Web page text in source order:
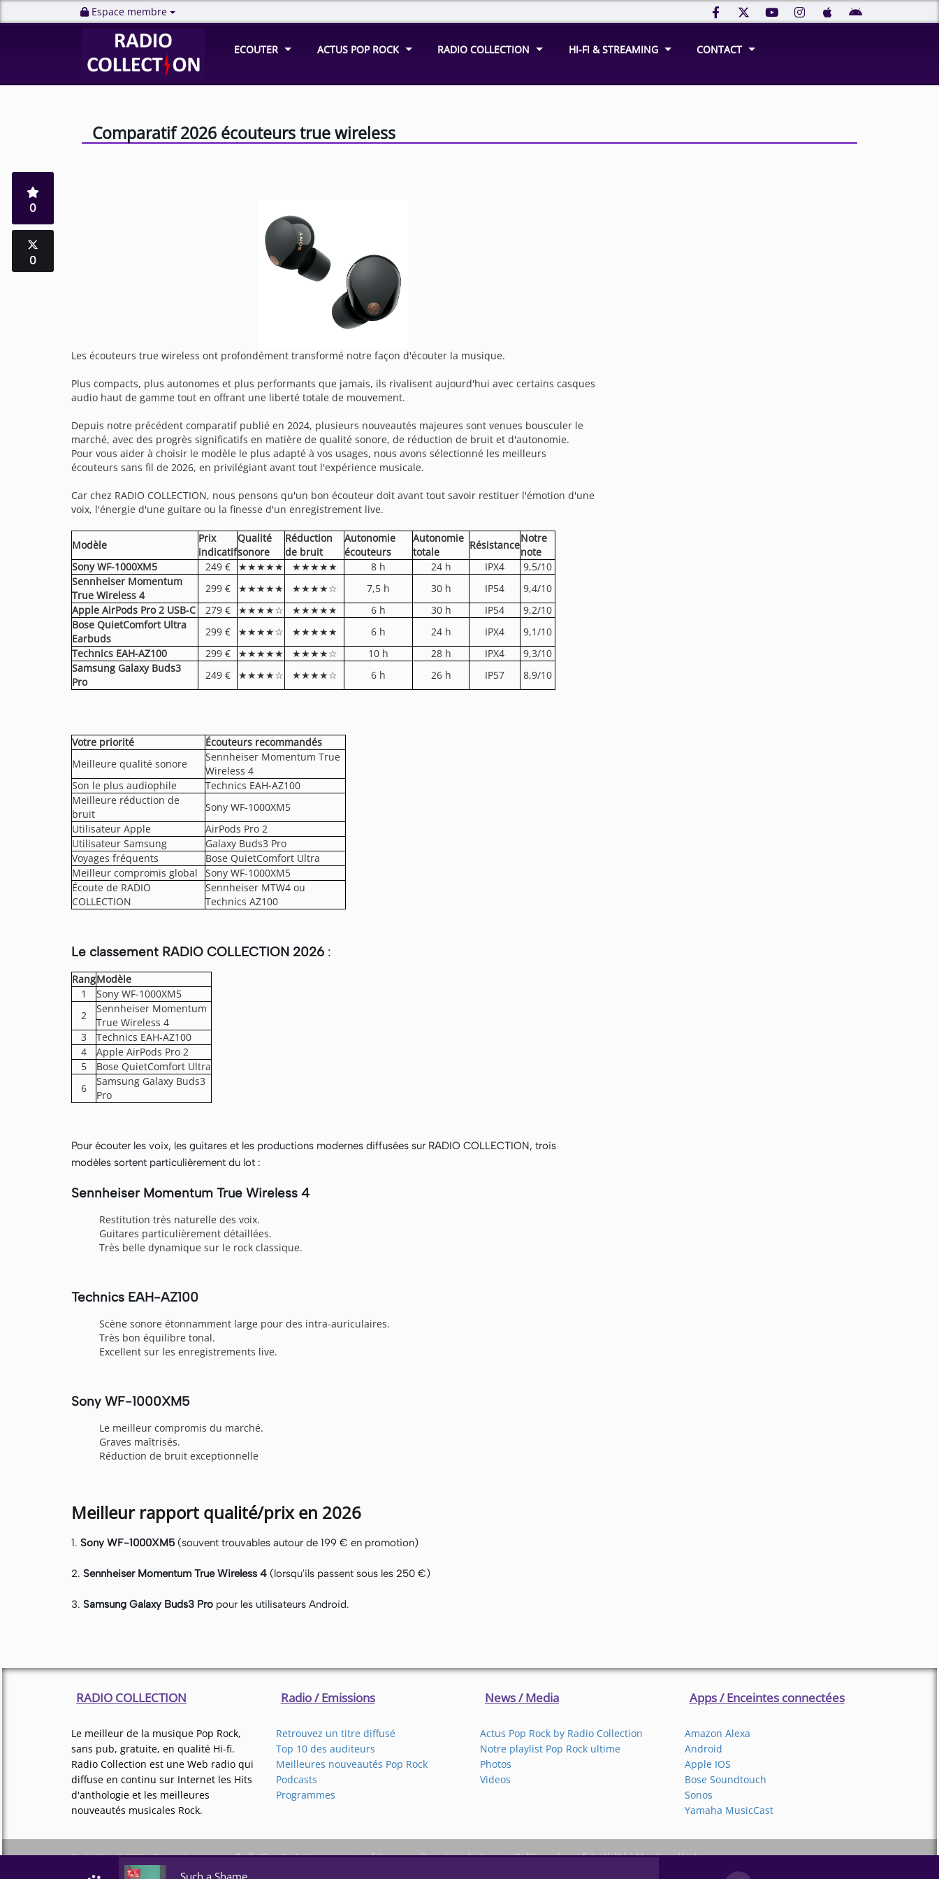
Espace membre
ECOUTER ACTUS POP ROCK RADIO COLLECTION HI-FI & STREAMING CONTACT
Such a Shame
Comparatif 2026 écouteurs true wireless
0
0
Les écouteurs true wireless ont profondément transformé notre façon d'écouter la musique.
Plus compacts, plus autonomes et plus performants que jamais, ils rivalisent aujourd'hui avec certains casques
audio haut de gamme tout en offrant une liberté totale de mouvement.
Depuis notre précédent comparatif publié en 2024, plusieurs nouveautés majeures sont venues bousculer le
marché, avec des progrès significatifs en matière de qualité sonore, de réduction de bruit et d'autonomie.
Pour vous aider à choisir le modèle le plus adapté à vos usages, nous avons sélectionné les meilleurs
écouteurs sans fil de 2026, en privilégiant avant tout l'expérience musicale.
Car chez RADIO COLLECTION, nous pensons qu'un bon écouteur doit avant tout savoir restituer l'émotion d'une
voix, l'énergie d'une guitare ou la finesse d'un enregistrement live.
Modèle
Prix
indicatif
Qualité
sonore
Réduction
de bruit
Autonomie
écouteurs
Autonomie
totale
Résistance
Notre
note
Sony WF-1000XM5
249 € ★★★★★ ★★★★★ 8 h 24 h IPX4
9,5/10
Sennheiser Momentum
True Wireless 4
299 € ★★★★★ ★★★★☆ 7,5 h 30 h IP54
9,4/10
Apple AirPods Pro 2 USB-C
279 € ★★★★☆ ★★★★★ 6 h 30 h IP54
9,2/10
Bose QuietComfort Ultra
Earbuds
299 € ★★★★☆ ★★★★★ 6 h 24 h IPX4
9,1/10
Technics EAH-AZ100
299 € ★★★★★ ★★★★☆ 10 h 28 h IPX4
9,3/10
Samsung Galaxy Buds3
Pro
249 € ★★★★☆ ★★★★☆ 6 h 26 h IP57 8,9/10
Votre priorité
Écouteurs recommandés
Meilleure qualité sonore
Sennheiser Momentum True
Wireless 4
Son le plus audiophile
Technics EAH-AZ100
Meilleure réduction de
bruit
Sony WF-1000XM5
Utilisateur Apple
AirPods Pro 2
Utilisateur Samsung
Galaxy Buds3 Pro
Voyages fréquents
Bose QuietComfort Ultra
Meilleur compromis global
Sony WF-1000XM5
Écoute de RADIO
COLLECTION
Sennheiser MTW4 ou
Technics AZ100
Le classement RADIO COLLECTION 2026 :
RangModèle
1
Sony WF-1000XM5
2
Sennheiser Momentum
True Wireless 4
3
Technics EAH-AZ100
4
Apple AirPods Pro 2
5
Bose QuietComfort Ultra
6
Samsung Galaxy Buds3
Pro
Pour écouter les voix, les guitares et les productions modernes diffusées sur RADIO COLLECTION, trois
modèles sortent particulièrement du lot :
Sennheiser Momentum True Wireless 4
Restitution très naturelle des voix.
Guitares particulièrement détaillées.
Très belle dynamique sur le rock classique.
Technics EAH-AZ100
Scène sonore étonnamment large pour des intra-auriculaires.
Très bon équilibre tonal.
Excellent sur les enregistrements live.
Sony WF-1000XM5
Le meilleur compromis du marché.
Graves maîtrisés.
Réduction de bruit exceptionnelle
Meilleur rapport qualité/prix en 2026
1. Sony WF-1000XM5 (souvent trouvables autour de 199 € en promotion)
2. Sennheiser Momentum True Wireless 4 (lorsqu'ils passent sous les 250 €)
3. Samsung Galaxy Buds3 Pro pour les utilisateurs Android.
RADIO COLLECTION
Le meilleur de la musique Pop Rock,
sans pub, gratuite, en qualité Hi-fi.
Radio Collection est une Web radio qui
diffuse en continu sur Internet les Hits
d'anthologie et les meilleures
nouveautés musicales Rock.
Radio / Emissions
Retrouvez un titre diffusé
Top 10 des auditeurs
Meilleures nouveautés Pop Rock
Podcasts
Programmes
News / Media
Actus Pop Rock by Radio Collection
Notre playlist Pop Rock ultime
Photos
Videos
Apps / Enceintes connectées
Amazon Alexa
Android
Apple IOS
Bose Soundtouch
Sonos
Yamaha MusicCast
RadioKing © 2026 | Site radio créé avecRadioKing. RadioKing permet defaire une radioen ligne facilement.Politique de confidentialité|Mentions légales